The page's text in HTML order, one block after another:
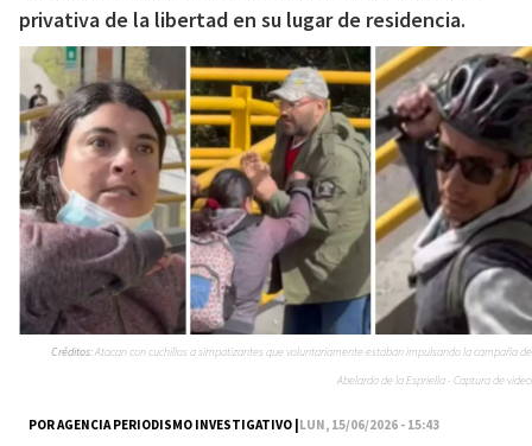
privativa de la libertad en su lugar de residencia.
POR AGENCIA PERIODISMO INVESTIGATIVO |LUN, 15/06/2026 - 15:43
Créditos:Atacan con cuchillos a simpatizantes que voluntariamente estaban impulsando la campaña de
Abelardo de la Espriella - Captura de video